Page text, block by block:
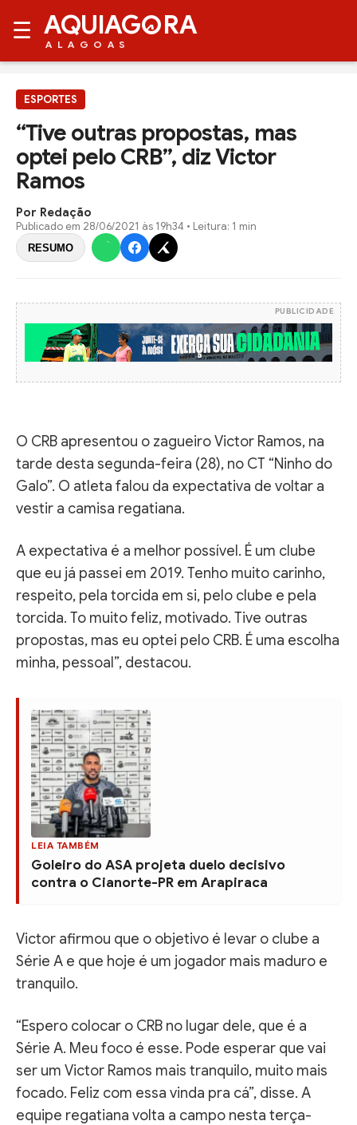
☰ AQUIAG RA
ALAGOAS
ESPORTES
“Tive outras propostas, mas
optei pelo CRB”, diz Victor
Ramos
Por Redação
Publicado em 28/06/2021 às 19h34 • Leitura: 1 min
RESUMO
PUBLICIDADE
O CRB apresentou o zagueiro Victor Ramos, na
tarde desta segunda-feira (28), no CT “Ninho do
Galo”. O atleta falou da expectativa de voltar a
vestir a camisa regatiana.
A expectativa é a melhor possível. É um clube
que eu já passei em 2019. Tenho muito carinho,
respeito, pela torcida em si, pelo clube e pela
torcida. To muito feliz, motivado. Tive outras
propostas, mas eu optei pelo CRB. É uma escolha
minha, pessoal”, destacou.
LEIA TAMBÉM
Goleiro do ASA projeta duelo decisivo
contra o Cianorte-PR em Arapiraca
Victor afirmou que o objetivo é levar o clube a
Série A e que hoje é um jogador mais maduro e
tranquilo.
“Espero colocar o CRB no lugar dele, que é a
Série A. Meu foco é esse. Pode esperar que vai
ser um Victor Ramos mais tranquilo, muito mais
focado. Feliz com essa vinda pra cá”, disse. A
equipe regatiana volta a campo nesta terça-